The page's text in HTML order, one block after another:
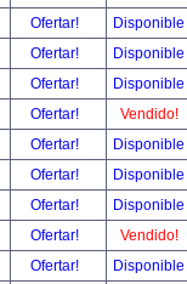
Ofertar!
Disponible
Ofertar!
Disponible
Ofertar!
Disponible
Ofertar!
Vendido!
Ofertar!
Disponible
Ofertar!
Disponible
Ofertar!
Disponible
Ofertar!
Vendido!
Ofertar!
Disponible